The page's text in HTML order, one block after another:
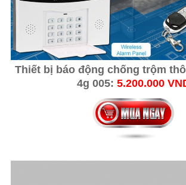
Thiết bị báo động chống trộm
4g 005: 5.200.000